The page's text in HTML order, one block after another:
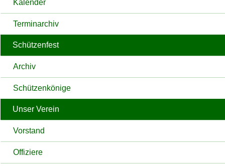
Kalender
Terminarchiv
Schützenfest
Archiv
Schützenkönige
Unser Verein
Vorstand
Offiziere